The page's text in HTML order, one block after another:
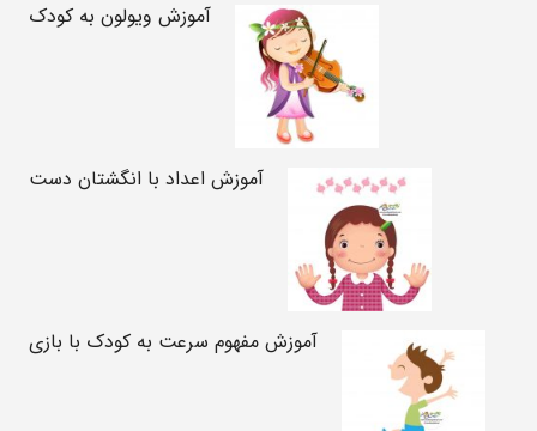
آموزش ویولون به کودک
آموزش اعداد با انگشتان دست
آموزش مفهوم سرعت به کودک با بازی